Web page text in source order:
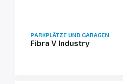
PARKPLÄTZE UND GARAGEN
Fibra V Industry